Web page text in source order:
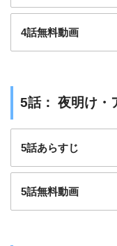
4話無料動画
5話： 夜明け・
5話あらすじ
5話無料動画